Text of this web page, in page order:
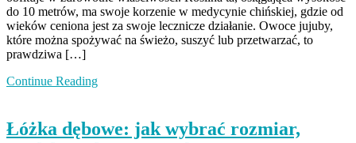
do 10 metrów, ma swoje korzenie w medycynie chińskiej, gdzie od
wieków ceniona jest za swoje lecznicze działanie. Owoce jujuby,
które można spożywać na świeżo, suszyć lub przetwarzać, to
prawdziwa […]
Continue Reading
Łóżka dębowe: jak wybrać rozmiar,